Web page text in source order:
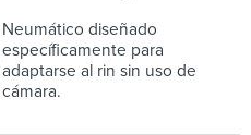
Neumático diseñado
específicamente para
adaptarse al rin sin uso de
cámara.